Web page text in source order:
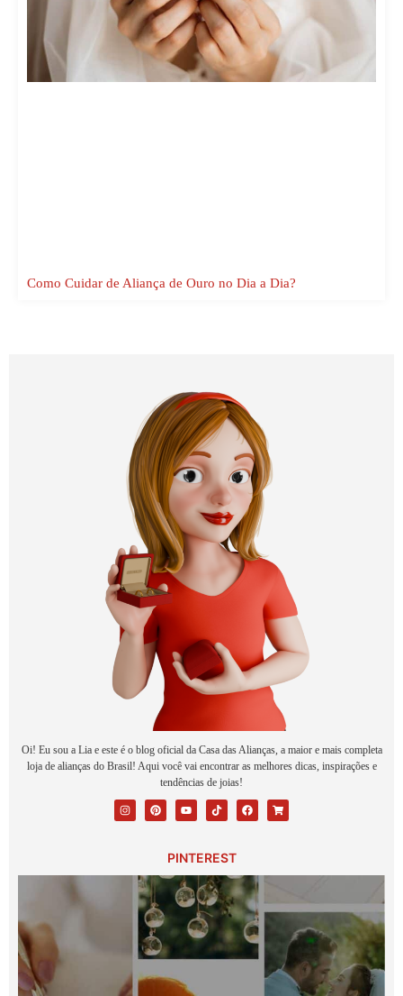
Como Cuidar de Aliança de Ouro no Dia a Dia?
Oi! Eu sou a Lia e este é o blog oficial da Casa das Alianças, a maior e mais completa
loja de alianças do Brasil! Aqui você vai encontrar as melhores dicas, inspirações e
tendências de joias!
PINTEREST